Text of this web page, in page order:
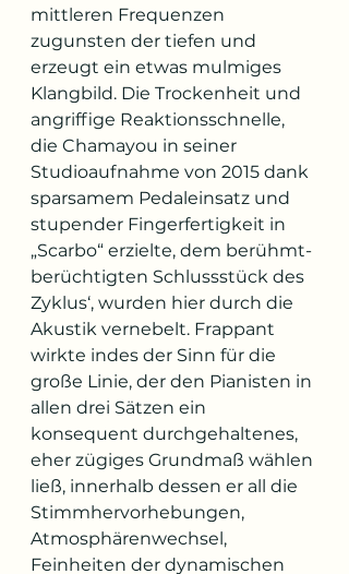
mittleren Frequenzen
zugunsten der tiefen und
erzeugt ein etwas mulmiges
Klangbild. Die Trockenheit und
angriffige Reaktionsschnelle,
die Chamayou in seiner
Studioaufnahme von 2015 dank
sparsamem Pedaleinsatz und
stupender Fingerfertigkeit in
„Scarbo“ erzielte, dem berühmt-
berüchtigten Schlussstück des
Zyklus‘, wurden hier durch die
Akustik vernebelt. Frappant
wirkte indes der Sinn für die
große Linie, der den Pianisten in
allen drei Sätzen ein
konsequent durchgehaltenes,
eher zügiges Grundmaß wählen
ließ, innerhalb dessen er all die
Stimmhervorhebungen,
Atmosphärenwechsel,
Feinheiten der dynamischen